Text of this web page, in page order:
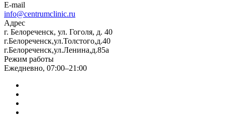
E-mail
info@centrumclinic.ru
Адрес
г. Белореченск, ул. Гоголя, д. 40
г.Белореченск,ул.Толстого,д.40
г.Белореченск,ул.Ленина,д.85а
Режим работы
Ежедневно, 07:00–21:00